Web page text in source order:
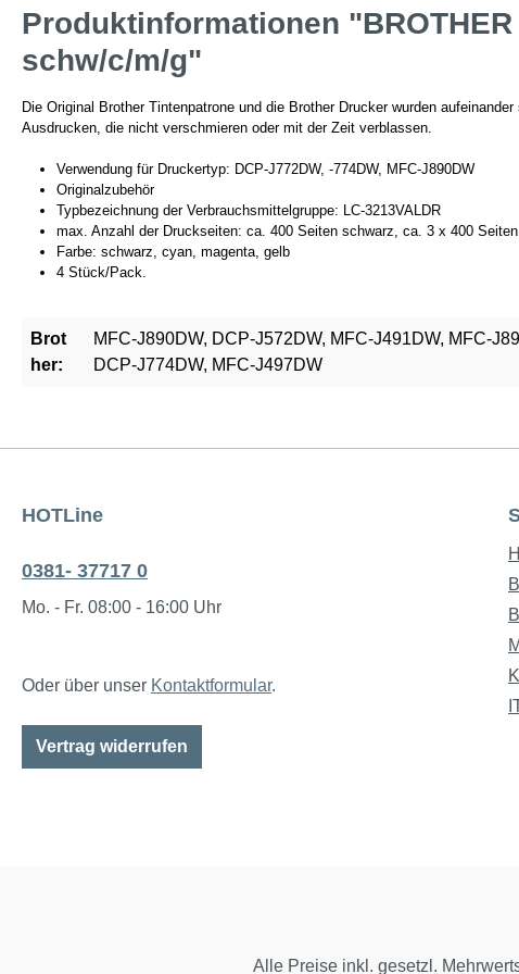
Produktinformationen
schw/c/m/g"
Die Original Brother Tintenpatrone und die Brother Drucker wurden
Ausdrucken, die nicht verschmieren oder mit der Zeit verblassen.
Verwendung für Druckertyp: DCP-J772DW, -774DW, MFC-J890DW
Originalzubehör
Typbezeichnung der Verbrauchsmittelgruppe: LC-3213VALDR
max. Anzahl der Druckseiten: ca. 400 Seiten schwarz, ca. 3 x 400
Farbe: schwarz, cyan, magenta, gelb
4 Stück/Pack.
Brot
her:
MFC-J890DW, DCP-J572DW, MFC-J491DW, MFC-
DCP-J774DW, MFC-J497DW
HOTLine
0381- 37717 0
Mo. - Fr. 08:00 - 16:00 Uhr
Oder über unser Kontaktformular.
Vertrag widerrufen
Alle Preise inkl. gesetzl.